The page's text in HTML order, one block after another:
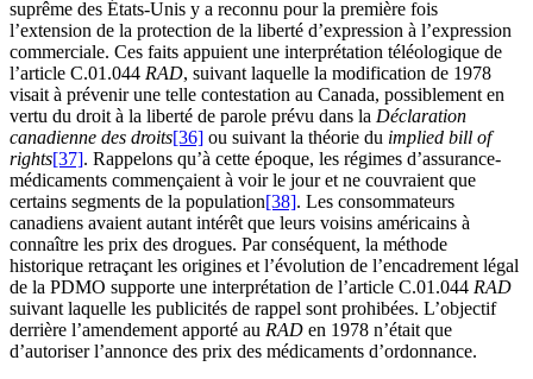
suprême des États-Unis y a reconnu pour la première fois
l’extension de la protection de la liberté d’expression à l’expression
commerciale. Ces faits appuient une interprétation téléologique de
l’article C.01.044 RAD, suivant laquelle la modification de 1978
visait à prévenir une telle contestation au Canada, possiblement en
vertu du droit à la liberté de parole prévu dans la Déclaration
canadienne des droits[36] ou suivant la théorie du implied bill of
rights[37]. Rappelons qu’à cette époque, les régimes d’assurance-
médicaments commençaient à voir le jour et ne couvraient que
certains segments de la population[38]. Les consommateurs
canadiens avaient autant intérêt que leurs voisins américains à
connaître les prix des drogues. Par conséquent, la méthode
historique retraçant les origines et l’évolution de l’encadrement légal
de la PDMO supporte une interprétation de l’article C.01.044 RAD
suivant laquelle les publicités de rappel sont prohibées. L’objectif
derrière l’amendement apporté au RAD en 1978 n’était que
d’autoriser l’annonce des prix des médicaments d’ordonnance.